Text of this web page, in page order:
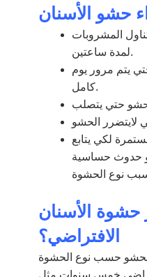
حشو الأسنان
المشروبات
لمدة ساعتين.
يتم مرور يوم
كامل.
لكي يتابع
حدوث حساسية
حشوة الأسنان
الافتراضي؟
حسب نوع الحشوة